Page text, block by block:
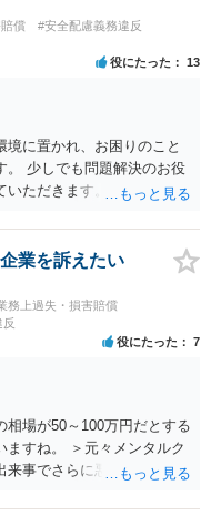
された場合には、完全ス
償
#安全配慮義務違反
役にたった 13
に置かれ、お困りのこと
。 少しでも問題解決のお役
いただきます。 ご相談者の
らの損害賠償が、過重労働
可能性がある事案とお見受
べき手続を検討するには、
必要になるため、今後の
されることをおすすめし
業を訴えたい
務上過失・損害賠償
役にたった 7
相場が50～100万円だとする
ますね。 ＞元々メンタルク
来事でさらに悪化した事実
金額としては微々たるもの